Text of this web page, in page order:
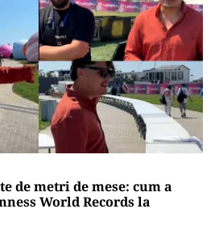
de metri de mese: cum a
World Records la